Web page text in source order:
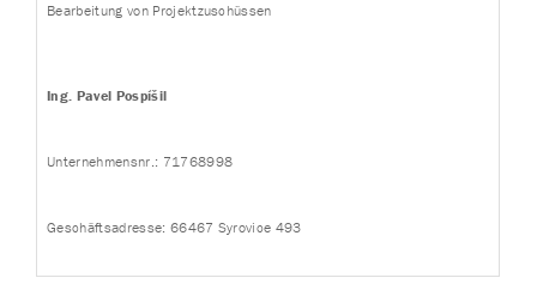
Bearbeitung von Projektzuschüssen
Ing. Pavel Pospíšil
Unternehmensnr.: 71768998
Geschäftsadresse: 66467 Syrovice 493